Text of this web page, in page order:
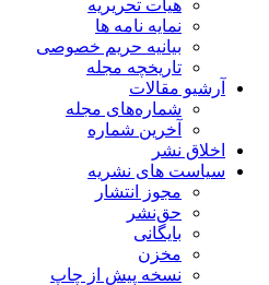
هیات تحریریه
نمایه نامه ها
بیانیه حریم خصوصی
تاریخچه مجله
آرشیو مقالات
شماره‌های مجله
آخرین شماره
اخلاق نشر
سیاست های نشریه
مجوز انتشار
حق‌نشر
بایگانی
مخزن
نسخه پیش از چاپ